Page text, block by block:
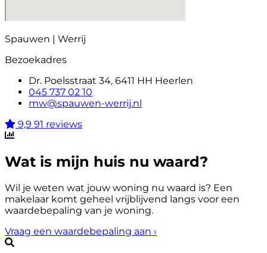
Spauwen | Werrij
Bezoekadres
Dr. Poelsstraat 34, 6411 HH Heerlen
045 737 02 10
mw@spauwen-werrij.nl
9,9 91 reviews
Wat is mijn huis nu waard?
Wil je weten wat jouw woning nu waard is? Een
makelaar komt geheel vrijblijvend langs voor een
waardebepaling van je woning.
Vraag een waardebepaling aan ›